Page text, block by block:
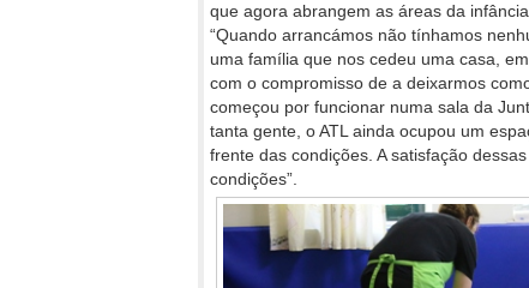
que agora abrangem as áreas da
“Quando arrancámos não tínhamos
uma família que nos cedeu uma casa,
com o compromisso de a deixarmos
começou por funcionar numa sala da
tanta gente, o ATL ainda ocupou um
frente das condições. A satisfação
condições”.